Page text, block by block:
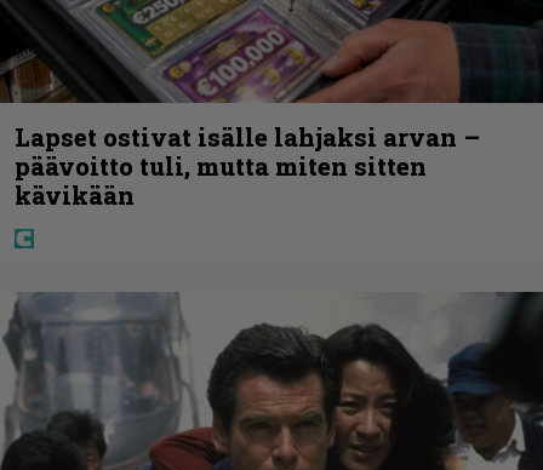
Lapset ostivat isälle lahjaksi arvan –
päävoitto tuli, mutta miten sitten
kävikään